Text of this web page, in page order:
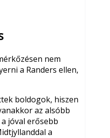
nem
a Randers ellen,
boldogok, hiszen
az alsóbb
jóval erősebb
a